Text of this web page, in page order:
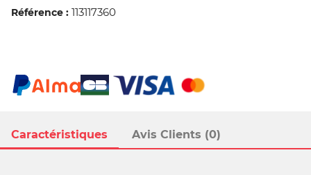
Caractéristiques Avis Clients (0)
Référence : 113117360